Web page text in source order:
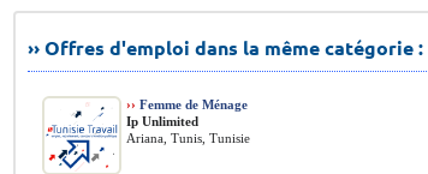
›› Offres d'emploi dans la même catégorie :
›› Femme de Ménage
Ip Unlimited
Ariana, Tunis, Tunisie